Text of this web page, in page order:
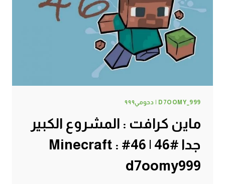
MINECRAFT
:
D7OOMY999
D7OOMY_999 | دحومي٩٩٩
ماين كرافت : المشروع الكبير
جدا #46 | 46# Minecraft :
d7oomy999